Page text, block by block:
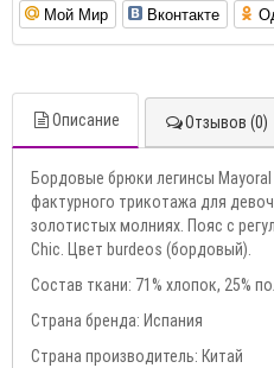
Мой Мир Вконтакте
Описание Отзывов (0)
Бордовые брюки легинсы Mayoral
фактурного трикотажа для
золотистых молниях. Пояс с
Chic. Цвет burdeos (бордовый).
Состав ткани: 71% хлопок, 25%
Страна бренда: Испания
Страна производитель: Китай